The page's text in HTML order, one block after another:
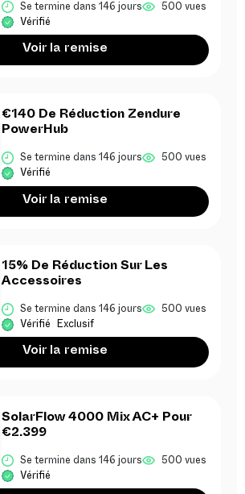
Se termine dans 146 jours 500 vues
Vérifié
Voir la remise
€140 De Réduction Zendure
PowerHub
Se termine dans 146 jours 500 vues
Vérifié
Voir la remise
15% De Réduction Sur Les
Accessoires
Se termine dans 146 jours 500 vues
Vérifié Exclusif
Voir la remise
SolarFlow 4000 Mix AC+ Pour
€2.399
Se termine dans 146 jours 500 vues
Vérifié